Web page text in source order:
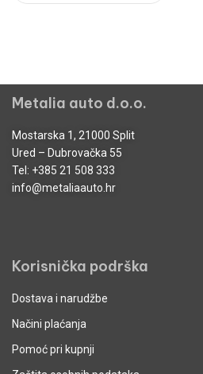
SPUŽVA ZA NANOS
3,40€ 2,38€
košaricu